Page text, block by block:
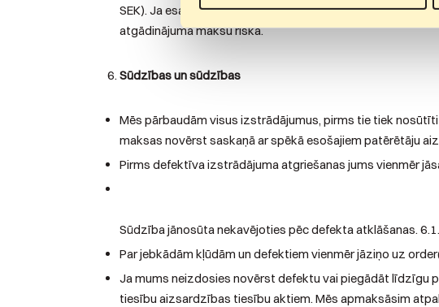
SEK). Ja esat izvēlējies apmaksu ar rēķinu, iesakām
atgādinājuma maksu riska.
Sūdzības un sūdzības
Mēs pārbaudām visus izstrādājumus, pirms tie tiek
maksas novērst saskaņā ar spēkā esošajiem patērētāju
Pirms defektīva izstrādājuma atgriešanas jums vienmēr
Sūdzība jānosūta nekavējoties pēc defekta atklāšanas. 6.1.
Par jebkādām kļūdām un defektiem vienmēr jāziņo uz
Ja mums neizdosies novērst defektu vai piegādāt līdzīgu
tiesību aizsardzības tiesību aktiem. Mēs apmaksāsim